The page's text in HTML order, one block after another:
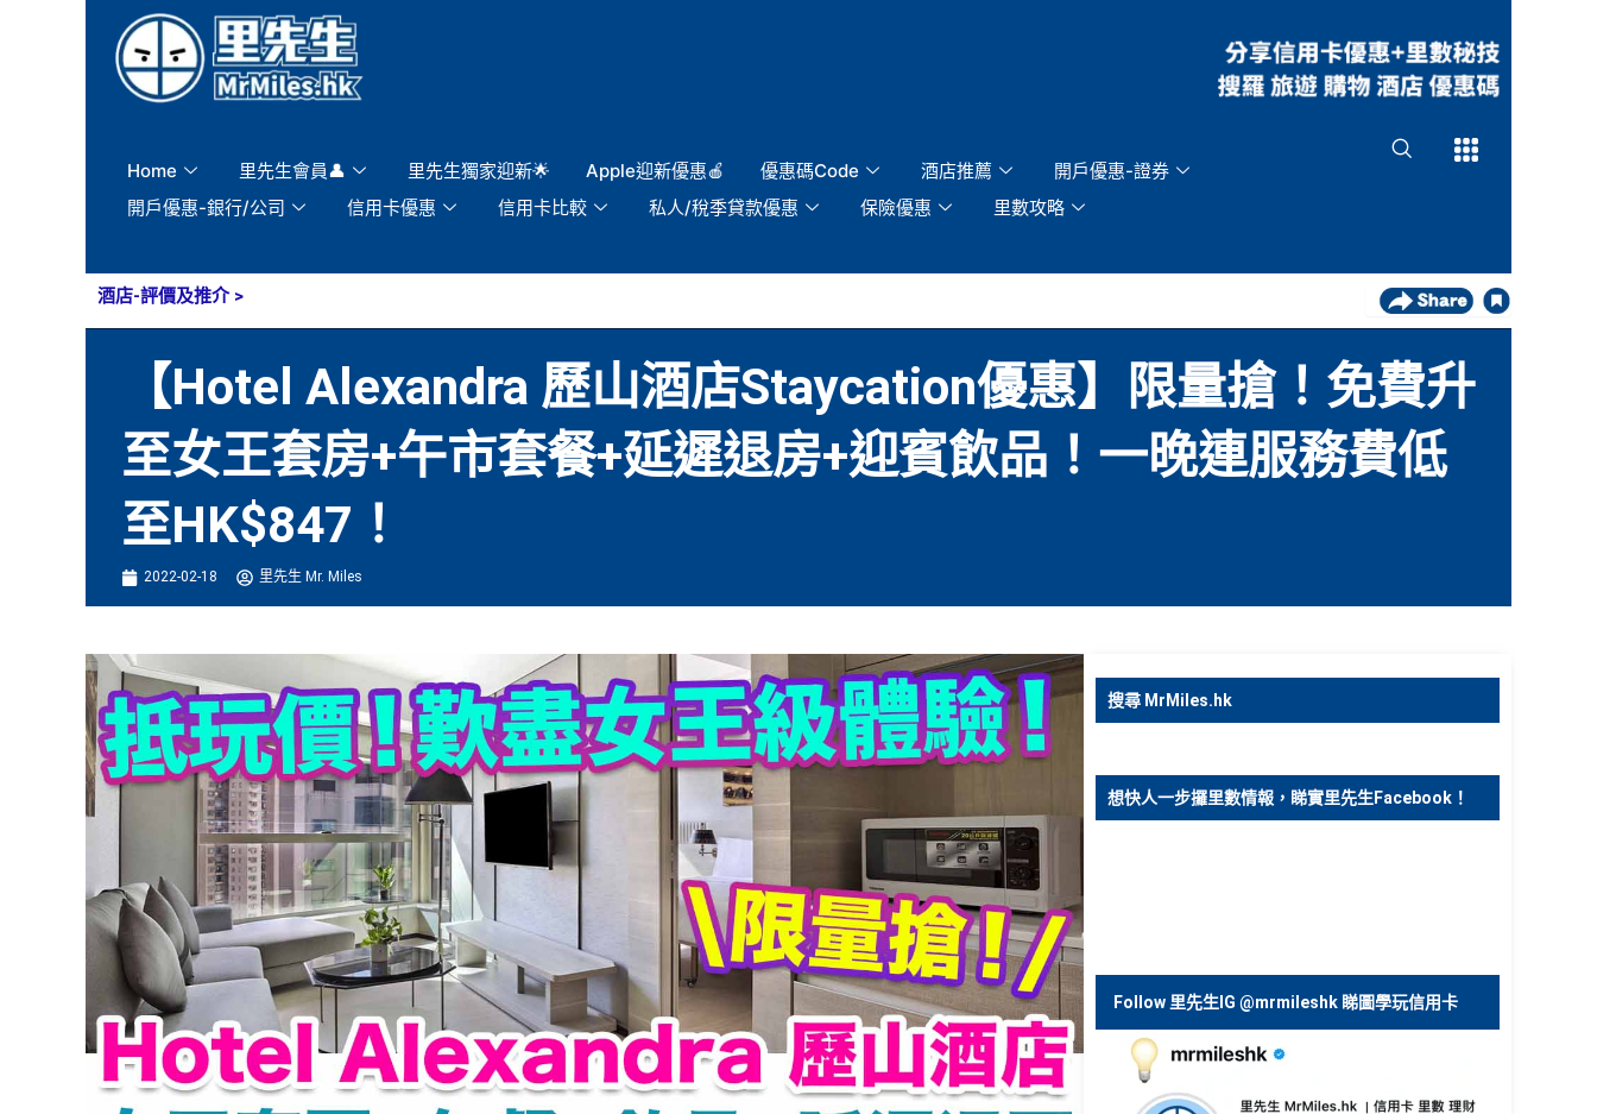
Home 里先生會員👤 里先生獨家迎新🌟 Apple迎新優惠🍎 優惠碼Code 酒店推薦
開戶優惠-證券
開戶優惠-銀行/公司
信用卡優惠 信用卡比較 私人/稅季貸款優惠 保險優惠 里數攻略
Open
酒店-評價及推介>
【Hotel Alexandra 歷山酒店Staycation優惠】限量搶！免費升
至女王套房+午市套餐+延遲退房+迎賓飲品！一晚連服務費低
至HK$847！
2022-02-18 里先生 Mr. Miles
搜尋 MrMiles.hk
想快人一步攞里數情報，睇實里先生Facebook！
Follow 里先生IG @mrmileshk 睇圖學玩信用卡